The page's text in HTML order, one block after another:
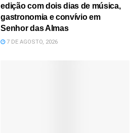
edição com dois dias de música,
gastronomia e convívio em
Senhor das Almas
7 DE AGOSTO, 2026